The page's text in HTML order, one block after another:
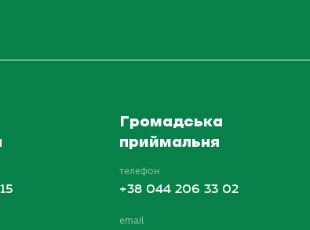
Громадська
приймальня
телефон
+38 044 206 33 02
email